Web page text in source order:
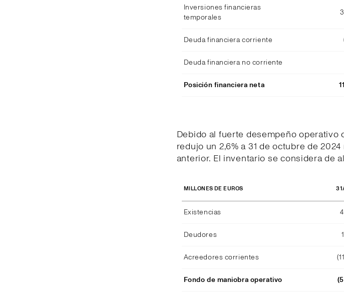
Inversiones financieras
temporales
Deuda financiera corriente
Deuda financiera no corriente
Posición financiera neta
Debido al fuerte desempeño
redujo un 2,6% a 31 de octubre de
anterior. El inventario se considera de
MILLONES DE EUROS
Existencias
Deudores
Acreedores corrientes
Fondo de maniobra operativo